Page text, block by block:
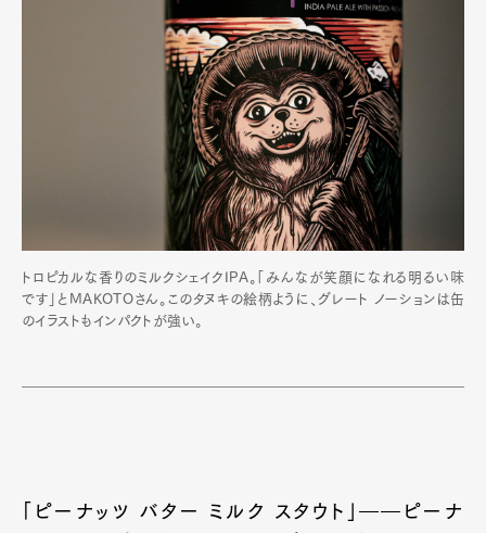
トロピカルな香りのミルクシェイクIPA。「みんなが笑顔になれる明るい味
です」とMAKOTOさん。このタヌキの絵柄ように、グレート ノーションは缶
のイラストもインパクトが強い。
「ピーナッツ バター ミルク スタウト」――ピーナ